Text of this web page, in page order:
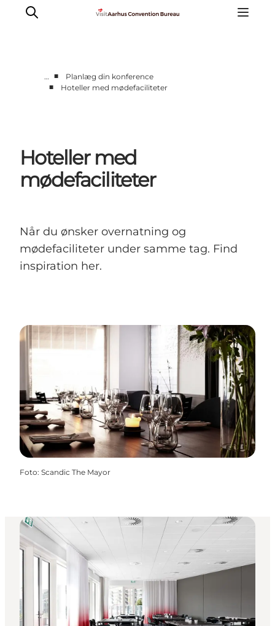
Viden & Netværk
Kontakt
… ■
Planlæg din konference
■
Hoteller med mødefaciliteter
Hoteller med
mødefaciliteter
Når du ønsker overnatning og
mødefaciliteter under samme tag. Find
inspiration her.
Foto: Scandic The Mayor